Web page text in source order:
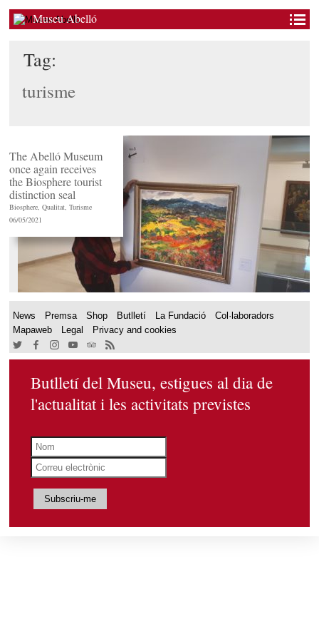
Museu Abelló
Tag:
turisme
The Abelló Museum
once again receives
the Biosphere tourist
distinction seal
Biosphere,Qualitat,Turisme
06/05/2021
News Premsa Shop Butlletí La Fundació
Col·laboradors
Mapaweb
Legal Privacy and cookies
Butlletí del Museu, estigues al dia de
l'actualitat i les activitats previstes